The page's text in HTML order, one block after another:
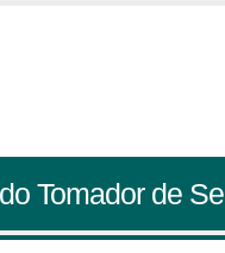
Tomador de